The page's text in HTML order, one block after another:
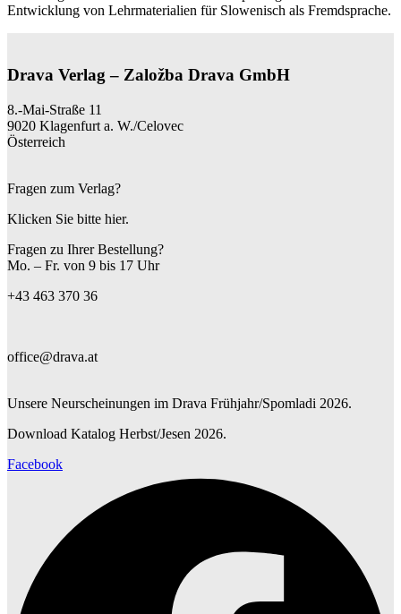
Entwicklung von Lehrmaterialien für Slowenisch als Fremdsprache.
Drava Verlag – Založba Drava GmbH
8.-Mai-Straße 11
9020 Klagenfurt a. W./Celovec
Österreich
Fragen zum Verlag?
Klicken Sie bitte hier.
Fragen zu Ihrer Bestellung?
Mo. – Fr. von 9 bis 17 Uhr
+43 463 370 36
office@drava.at
Unsere Neurscheinungen im Drava Frühjahr/Spomladi 2026.
Download Katalog Herbst/Jesen 2026.
Facebook